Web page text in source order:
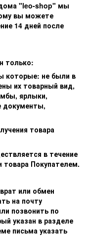
"leo-shop" мы
вы можете
14 дней после
только:
которые: не были в
их товарный вид,
ярлыки,
документы,
товара
в течение
товара Покупателем.
или обмен
на почту
позвонить по
указан в разделе
письма указать